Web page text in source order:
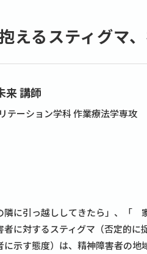
えるスティグマ
来 講師
テーション学科 作業療法学専攻
に引っ越ししてきたら」、「
に対するスティグマ（否定的
示す態度）は、精神障害者の